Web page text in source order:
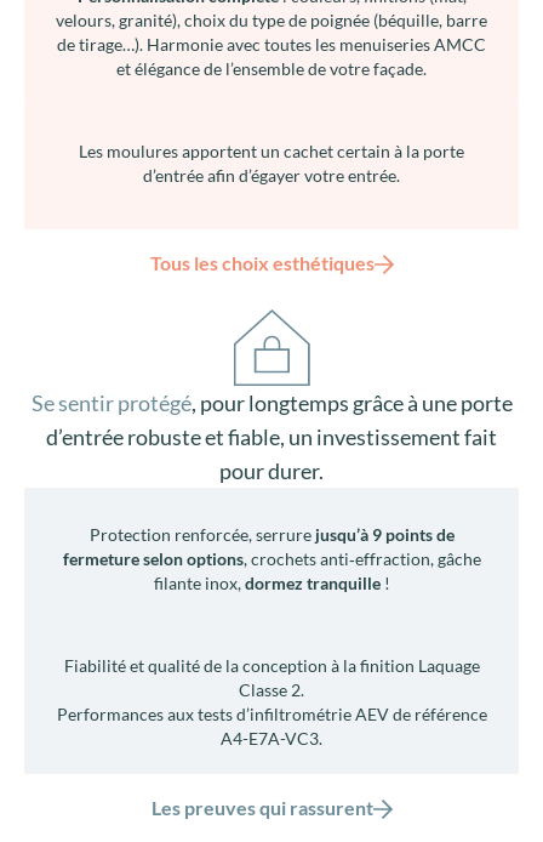
velours, granité), choix du type de poignée (béquille, barre
de tirage…). Harmonie avec toutes les menuiseries AMCC
et élégance de l’ensemble de votre façade.
Les moulures apportent un cachet certain à la porte
d’entrée afin d’égayer votre entrée.
Tous les choix esthétiques
Se sentir protégé, pour longtemps grâce à une porte
d’entrée robuste et fiable, un investissement fait
pour durer.
Protection renforcée, serrure jusqu’à 9 points de
fermeture selon options, crochets anti‑effraction, gâche
filante inox,dormez tranquille!
Fiabilité et qualité de la conception à la finition Laquage
Classe 2.
Performances aux tests d’infiltrométrie AEV de référence
A4-E7A-VC3.
Les preuves qui rassurent